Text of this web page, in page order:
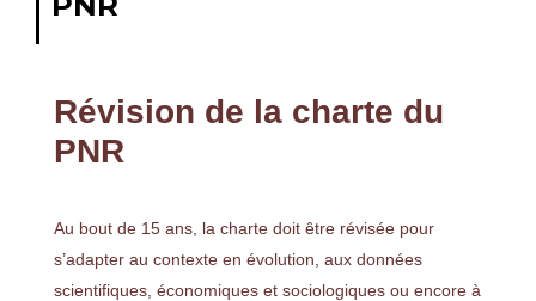
Révision de la charte du
PNR
Au bout de 15 ans, la charte doit être révisée pour
s’adapter au contexte en évolution, aux données
scientifiques, économiques et sociologiques ou encore à